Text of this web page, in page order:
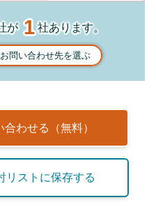
が1社あります。
問い合わせ先を選ぶ
合わせる（無料）
リストに保存する